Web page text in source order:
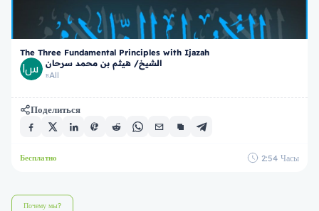
The Three Fundamental Principles with Ijazah
الشيخ/ هيثم بن محمد سرحان
вAll
Поделиться
Бесплатно 2:54 Часы
Почему мы?